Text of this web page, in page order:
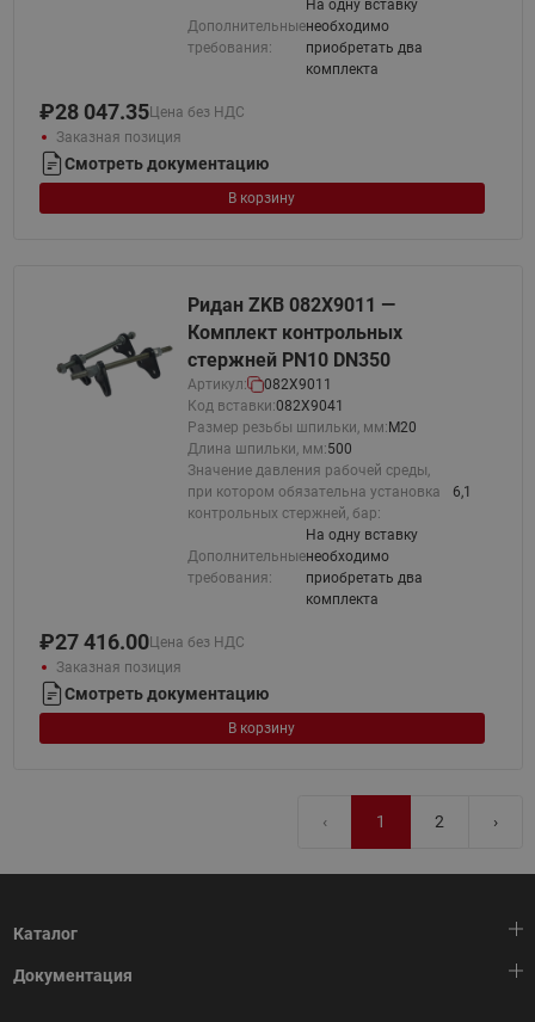
Дополнительные
требования:
На одну вставку
необходимо
приобретать два
комплекта
₽28 047.35Цена без НДС
Заказная позиция
Смотреть документацию
В корзину
Ридан ZKB 082X9011 —
Комплект контрольных
стержней PN10 DN350
Артикул:
082X9011
Код вставки:082X9041
Размер резьбы шпильки, мм:М20
Длина шпильки, мм:500
Значение давления рабочей среды,
при котором обязательна установка
контрольных стержней, бар:
6,1
Дополнительные
требования:
На одну вставку
необходимо
приобретать два
комплекта
₽27 416.00Цена без НДС
Заказная позиция
Смотреть документацию
В корзину
‹ 1 2 ›
Каталог
Тепловая автоматика
Документация